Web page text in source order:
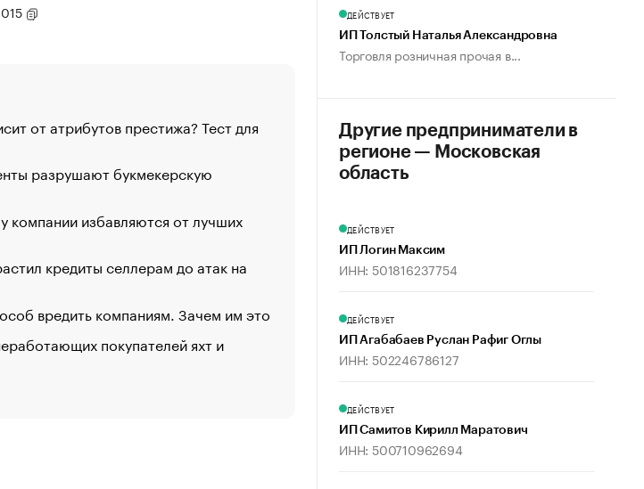
от атрибутов престижа? Тест для
разрушают букмекерскую
избавляются от лучших
кредиты селлерам до атак на
вредить компаниям. Зачем им это
покупателей яхт и
«От спорта тело стареет иначе». Как живет глава
создавшей GTA
«Деньги будут не нужны»: что рассказал Маск в
Функции менеджмента: пять ключевых основ
управления
ЕС разрешил конфискацию российской нефти —
Стресс обеспеченных людей: почему рост доходов
Что обвинения против Павла Дурова значат для
ДЕЙСТВУЕТ
ИП Толстый Наталья Александровна
Торговля розничная прочая в...
Другие предприниматели в
регионе — Московская
область
ДЕЙСТВУЕТ
ИП Логин Максим
ИНН: 501816237754
ДЕЙСТВУЕТ
ИП Агабабаев Руслан Рафиг Оглы
ИНН: 502246786127
ДЕЙСТВУЕТ
ИП Самитов Кирилл Маратович
ИНН: 500710962694